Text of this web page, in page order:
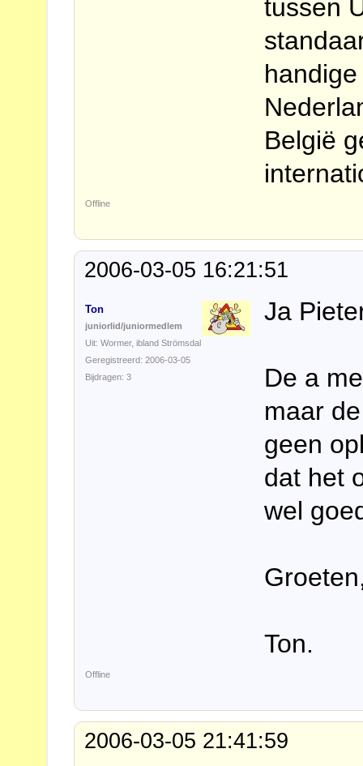
tussen
België
Offline
2006-03-05 16:21:51
Ton
juniorlid/juniormedlem
Uit: Wormer, ibland Strömsdal
Geregistreerd: 2006-03-05
Bijdragen: 3
Ja
De a
maar
geen
dat het
wel
Ton.
Offline
2006-03-05 21:41:59